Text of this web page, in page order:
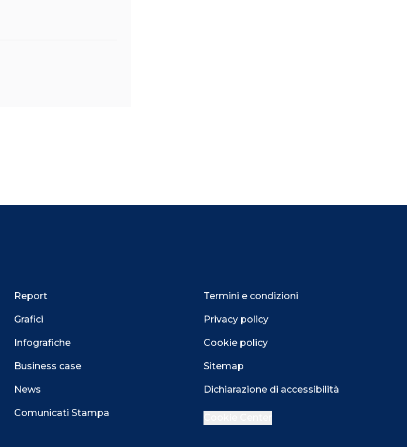
Report
Grafici
Infografiche
Business case
News
Comunicati Stampa
Termini e condizioni
Privacy policy
Cookie policy
Sitemap
Dichiarazione di accessibilità